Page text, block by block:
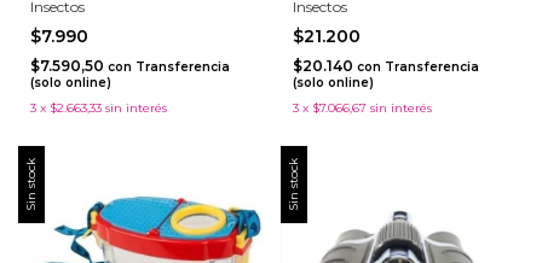
Insectos
$7.990
$7.590,50 con Transferencia
(solo online)
3 x $2.663,33 sin interés
Insectos
$21.200
$20.140 con Transferencia
(solo online)
3 x $7.066,67 sin interés
Sin stock Sin stock